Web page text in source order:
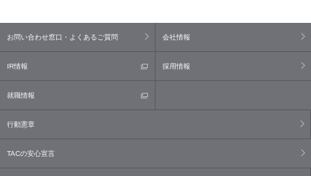
お問い合わせ窓口・よくあるご質問 会社情報
IR情報 採用情報
就職情報
行動憲章
TACの安心宣言